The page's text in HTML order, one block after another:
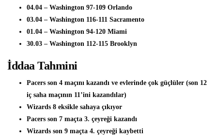
04.04 – Washington 97-109 Orlando
03.04 – Washington 116-111 Sacramento
01.04 – Washington 94-120 Miami
30.03 – Washington 112-115 Brooklyn
İddaa Tahmini
Pacers son 4 maçını kazandı ve evlerinde çok güçlüler (son 12
iç saha maçının 11’ini kazandılar)
Wizards 8 eksikle sahaya çıkıyor
Pacers son 7 maçta 3. çeyreği kazandı
Wizards son 9 maçta 4. çeyreği kaybetti